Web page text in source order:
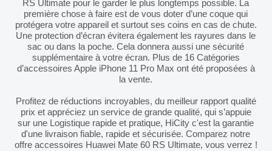
RS Ultimate pour le garder le plus longtemps possible. La
première chose à faire est de vous doter d’une coque qui
protégera votre appareil et surtout ses coins en cas de chute.
Une protection d’écran évitera également les rayures dans le
sac ou dans la poche. Cela donnera aussi une sécurité
supplémentaire à votre écran. Plus de 16 Catégories
d’accessoires Apple iPhone 11 Pro Max ont été proposées à
la vente.
Profitez de réductions incroyables, du meilleur rapport qualité
prix et appréciez un service de grande qualité, qui s’appuie
sur une Logistique rapide et pratique, HiCity c'est la garantie
d'une livraison fiable, rapide et sécurisée. Comparez notre
offre accessoires Huawei Mate 60 RS Ultimate, vous verrez !